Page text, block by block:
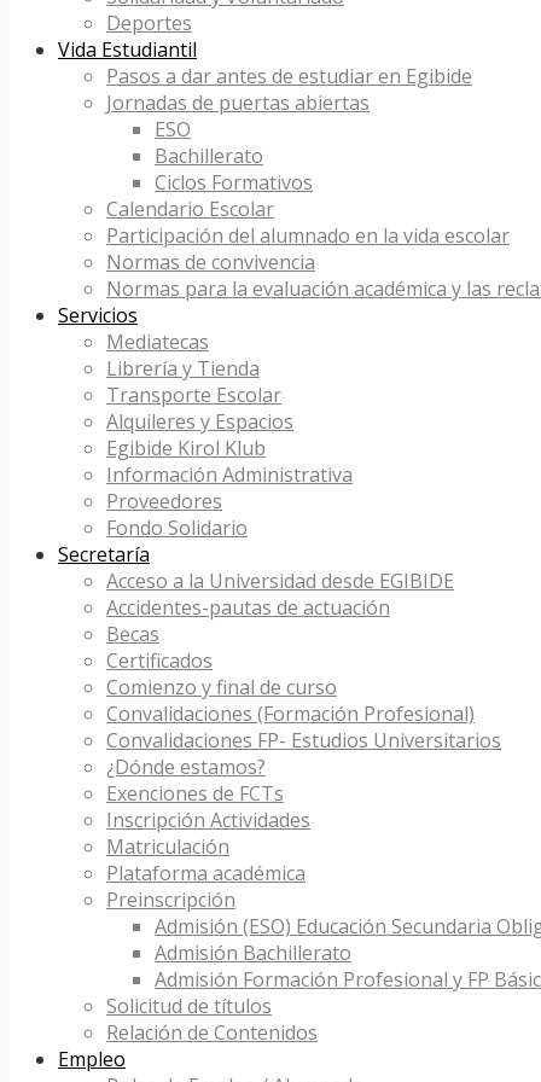
Deportes
Vida Estudiantil
Pasos a dar antes de estudiar en Egibide
Jornadas de puertas abiertas
ESO
Bachillerato
Ciclos Formativos
Calendario Escolar
Participación del alumnado en la vida escolar
Normas de convivencia
Normas para la evaluación académica y las
Servicios
Mediatecas
Librería y Tienda
Transporte Escolar
Alquileres y Espacios
Egibide Kirol Klub
Información Administrativa
Proveedores
Fondo Solidario
Secretaría
Acceso a la Universidad desde EGIBIDE
Accidentes-pautas de actuación
Becas
Certificados
Comienzo y final de curso
Convalidaciones (Formación Profesional)
Convalidaciones FP- Estudios Universitarios
¿Dónde estamos?
Exenciones de FCTs
Inscripción Actividades
Matriculación
Plataforma académica
Preinscripción
Admisión (ESO) Educación Secundaria
Admisión Bachillerato
Admisión Formación Profesional y FP
Solicitud de títulos
Relación de Contenidos
Empleo